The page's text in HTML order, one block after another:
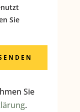
Sie
Sie
.